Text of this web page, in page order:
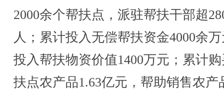
2000余个帮扶点，派驻帮扶干部超
人；累计投入无偿帮扶资金4000余
投入帮扶物资价值1400万元；累计
扶点农产品1.63亿元，帮助销售农产